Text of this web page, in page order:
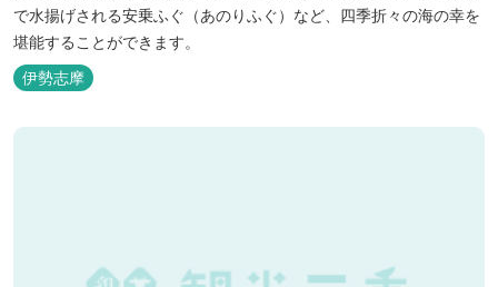
で水揚げされる安乗ふぐ（あのりふぐ）など、四季折々の海の幸を
堪能することができます。
伊勢志摩